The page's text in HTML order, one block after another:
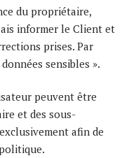
du propriétaire,
informer le Client et
prises. Par
sensibles ».
peuvent être
et des sous-
afin de